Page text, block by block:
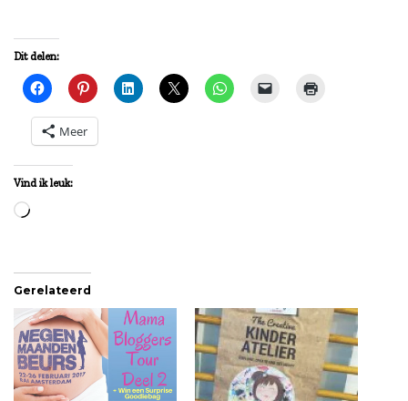
Dit delen:
Meer
Vind ik leuk:
Aan
Gerelateerd